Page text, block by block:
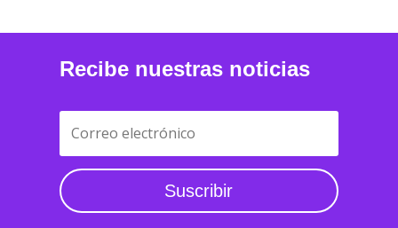
Recibe nuestras noticias
Suscribir